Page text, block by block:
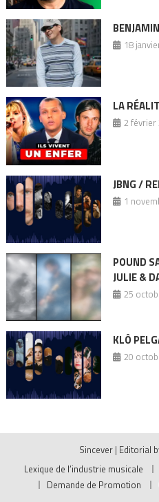
18
LA
2 février
JBNG /
1
POUND
JULIE &
25
KLÔ
20
Sincever | Editorial
Lexique de l’industrie musicale
Demande de Promotion